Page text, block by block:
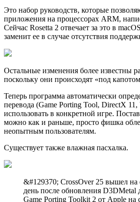
Это набор руководств, которые
приложения на процессорах ARM,
Сейчас Rosetta 2 отвечает за это в
заменит ее в случае отсутствия
Остальные изменения более известны
поскольку они происходят «под
Теперь программа автоматически
перевода (Game Porting Tool, DirectX
использовать в конкретной игре.
можно как и раньше, просто фишка
неопытным пользователям.
Существует также влажная пасхалка.
&#129370; CrossOver 25 вышел
день после обновления D3DMetal
Game Porting Toolkit 2 от Apple на